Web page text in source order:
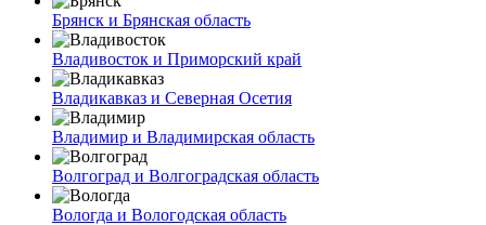
Брянск и Брянская область
Владивосток и Приморский край
Владикавказ и Северная Осетия
Владимир и Владимирская область
Волгоград и Волгоградская область
Вологда и Вологодская область